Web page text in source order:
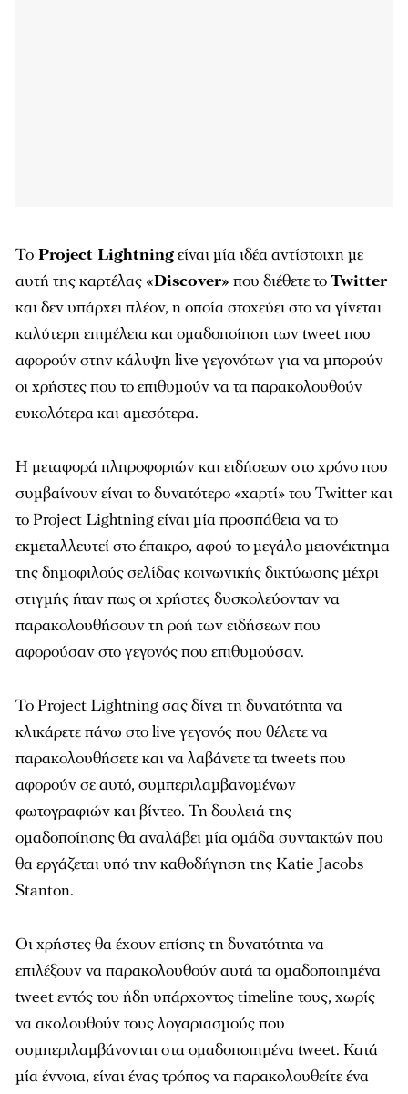
Το Project Lightningείναι μία ιδέα αντίστοιχη με
αυτή της καρτέλας «Discover» που διέθετε τοTwitter
και δεν υπάρχει πλέον, η οποία στοχεύει στο να γίνεται
καλύτερη επιμέλεια και ομαδοποίηση των tweet που
αφορούν στην κάλυψη live γεγονότων για να μπορούν
οι χρήστες που το επιθυμούν να τα παρακολουθούν
ευκολότερα και αμεσότερα.
Η μεταφορά πληροφοριών και ειδήσεων στο χρόνο που
συμβαίνουν είναι το δυνατότερο «χαρτί» του Twitter και
το Project Lightning είναι μία προσπάθεια να το
εκμεταλλευτεί στο έπακρο, αφού το μεγάλο μειονέκτημα
της δημοφιλούς σελίδας κοινωνικής δικτύωσης μέχρι
στιγμής ήταν πως οι χρήστες δυσκολεύονταν να
παρακολουθήσουν τη ροή των ειδήσεων που
αφορούσαν στο γεγονός που επιθυμούσαν.
Το Project Lightning σας δίνει τη δυνατότητα να
κλικάρετε πάνω στο live γεγονός που θέλετε να
παρακολουθήσετε και να λαβάνετε τα tweets που
αφορούν σε αυτό, συμπεριλαμβανομένων
φωτογραφιών και βίντεο. Τη δουλειά της
ομαδοποίησης θα αναλάβει μία ομάδα συντακτών που
θα εργάζεται υπό την καθοδήγηση της Katie Jacobs
Stanton.
Οι χρήστες θα έχουν επίσης τη δυνατότητα να
επιλέξουν να παρακολουθούν αυτά τα ομαδοποιημένα
tweet εντός του ήδη υπάρχοντος timeline τους, χωρίς
να ακολουθούν τους λογαριασμούς που
συμπεριλαμβάνονται στα ομαδοποιημένα tweet. Κατά
μία έννοια, είναι ένας τρόπος να παρακολουθείτε ένα